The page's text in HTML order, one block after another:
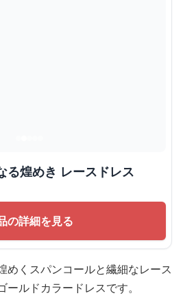
る煌めき レースドレス
の詳細を見る
めくスパンコールと繊細なレース
ルドカラードレスです。